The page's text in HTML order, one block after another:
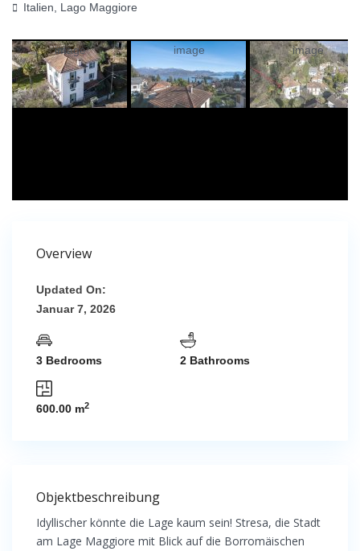
Italien Lago Maggiore
Overview
Updated On:
Januar 7, 2026
3 Bedrooms 2 Bathrooms
600.00 m2
Objektbeschreibung
Idyllischer könnte die Lage kaum sein! Stresa, die Stadt
am Lage Maggiore mit Blick auf die Borromäischen